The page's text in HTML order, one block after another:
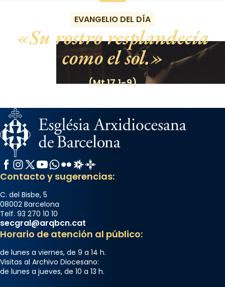
EVANGELIO DEL DÍA
Su rostro resplandecía
como el sol.
(Mt 17,1-9)
Facebook
Instagram
X / Twitter
YouTube
WhatsApp
FlickrRadio Estel
Catalunya Cristiana
Contacto y sugerencias:
C. del Bisbe, 5
08002 Barcelona
Telf. 93 270 10 10
secgral@arqbcn.cat
Horario de atención al público:
de lunes a viernes, de 9 a 14 h.
Visitas al Archivo Diocesano:
de lunes a jueves, de 10 a 13 h.